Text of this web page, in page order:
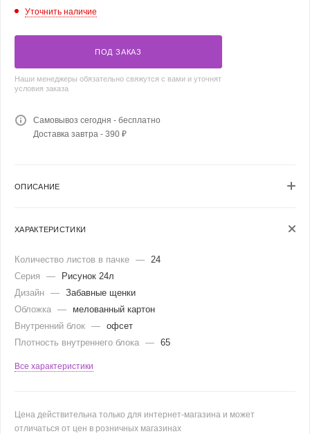
Уточнить наличие
ПОД ЗАКАЗ
Наши менеджеры обязательно свяжутся с вами и уточнят
условия заказа
Самовывоз сегодня - бесплатно
Доставка завтра - 390 ₽
ОПИСАНИЕ
ХАРАКТЕРИСТИКИ
Количество листов в пачке —
24
Серия
—
Рисунок 24л
Дизайн — Забавные щенки
Обложка —
мелованный картон
Внутренний блок — офсет
Плотность внутреннего блока — 65
Все характеристики
Цена действительна только для интернет-магазина и может
отличаться от цен в розничных магазинах